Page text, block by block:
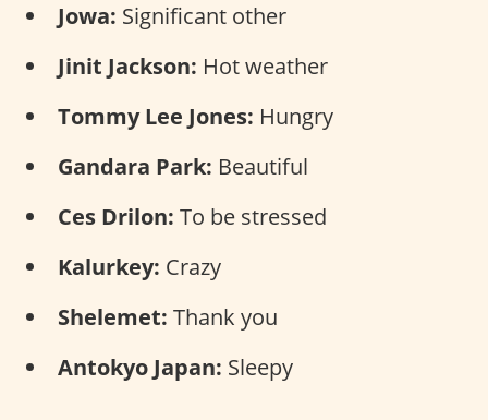
Jowa: Significant other
Jinit Jackson: Hot weather
Tommy Lee Jones: Hungry
Gandara Park: Beautiful
Ces Drilon: To be stressed
Kalurkey: Crazy
Shelemet: Thank you
Antokyo Japan: Sleepy